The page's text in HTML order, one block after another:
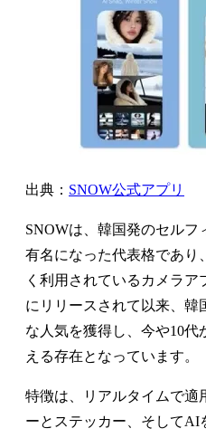
出典： SNOW公式アプリ
SNOWは、韓国発のセルフ
有名になった代表格であり
く利用されているカメラア
にリリースされて以来、韓
な人気を獲得し、今や10代
える存在となっています。
特徴は、リアルタイムで適
ーとステッカー、そしてAI